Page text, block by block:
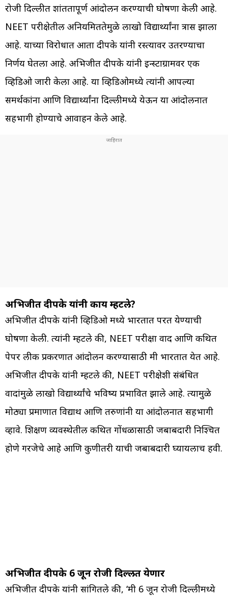
रोजी दिल्लीत शांततापूर्ण आंदोलन करण्याची घोषणा केली आहे.
NEET परीक्षेतील अनियमिततेमुळे लाखो विद्यार्थ्यांना त्रास झाला
आहे. याच्या विरोधात आता दीपके यांनी रस्त्यावर उतरण्याचा
निर्णय घेतला आहे. अभिजीत दीपके यांनी इन्स्टाग्रामवर एक
व्हिडिओ जारी केला आहे. या व्हिडिओमध्ये त्यांनी आपल्या
समर्थकांना आणि विद्यार्थ्यांना दिल्लीमध्ये येऊन या आंदोलनात
सहभागी होण्याचे आवाहन केले आहे.
अभिजीत दीपके यांनी काय म्हटले?
अभिजीत दीपके यांनी व्हिडिओ मध्ये भारतात परत येण्याची
घोषणा केली. त्यांनी म्हटले की, NEET परीक्षा वाद आणि कथित
पेपर लीक प्रकरणात आंदोलन करण्यासाठी मी भारतात येत आहे.
अभिजीत दीपके यांनी म्हटले की, NEET परीक्षेशी संबंधित
वादांमुळे लाखो विद्यार्थ्यांचे भविष्य प्रभावित झाले आहे. त्यामुळे
मोठ्या प्रमाणात विद्यार्थी आणि तरुणांनी या आंदोलनात सहभागी
व्हावे. शिक्षण व्यवस्थेतील कथित गोंधळासाठी जबाबदारी निश्चित
होणे गरजेचे आहे आणि कुणीतरी याची जबाबदारी घ्यायलाच हवी.
अभिजीत दीपके 6 जून रोजी दिल्लीत येणार
अभिजीत दीपके यांनी सांगितले की, ‘मी 6 जून रोजी दिल्लीमध्ये